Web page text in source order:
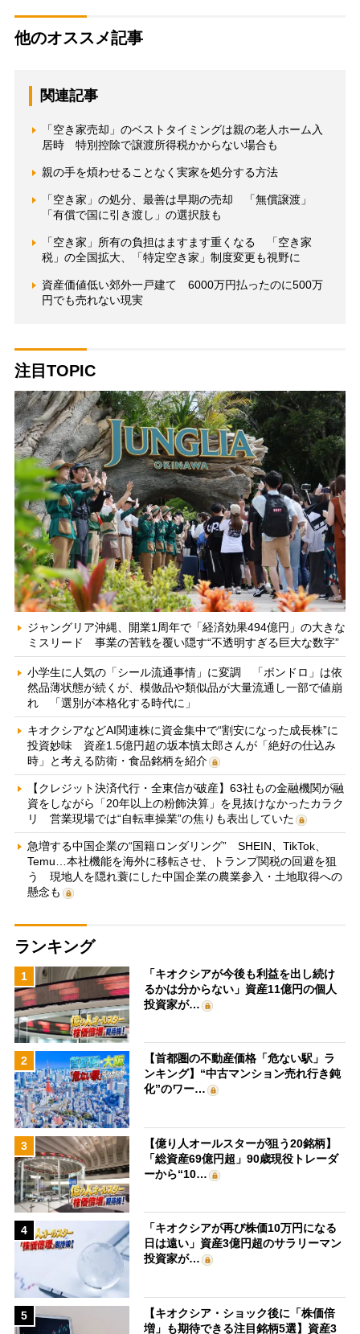
他のオススメ記事
関連記事
「空き家売却」のベストタイミングは親の老人ホーム入
居時 特別控除で譲渡所得税かからない場合も
親の手を煩わせることなく実家を処分する方法
「空き家」の処分、最善は早期の売却 「無償譲渡」
「有償で国に引き渡し」の選択肢も
「空き家」所有の負担はますます重くなる 「空き家
税」の全国拡大、「特定空き家」制度変更も視野に
資産価値低い郊外一戸建て 6000万円払ったのに500万
円でも売れない現実
注目TOPIC
ジャングリア沖縄、開業1周年で「経済効果494億円」の大きな
ミスリード 事業の苦戦を覆い隠す“不透明すぎる巨大な数字”
小学生に人気の「シール流通事情」に変調 「ボンドロ」は依
然品薄状態が続くが、模倣品や類似品が大量流通し一部で値崩
れ 「選別が本格化する時代に」
キオクシアなどAI関連株に資金集中で“割安になった成長株”に
投資妙味 資産1.5億円超の坂本慎太郎さんが「絶好の仕込み
時」と考える防衛・食品銘柄を紹介
【クレジット決済代行・全東信が破産】63社もの金融機関が融
資をしながら「20年以上の粉飾決算」を見抜けなかったカラク
リ 営業現場では“自転車操業”の焦りも表出していた
急増する中国企業の“国籍ロンダリング” SHEIN、TikTok、
Temu…本社機能を海外に移転させ、トランプ関税の回避を狙
う 現地人を隠れ蓑にした中国企業の農業参入・土地取得への
懸念も
ランキング
1
「キオクシアが今後も利益を出し続け
るかは分からない」資産11億円の個人
投資家が…
2
【首都圏の不動産価格「危ない駅」ラ
ンキング】“中古マンション売れ行き鈍
化”のワー…
3
【億り人オールスターが狙う20銘柄】
「総資産69億円超」90歳現役トレーダ
ーから“10…
4
「キオクシアが再び株価10万円になる
日は遠い」資産3億円超のサラリーマン
投資家が…
5
【キオクシア・ショック後に「株価倍
増」も期待できる注目銘柄5選】資産3